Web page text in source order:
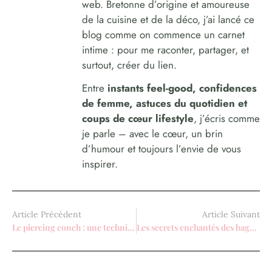
web. Bretonne d’origine et amoureuse
de la cuisine et de la déco, j’ai lancé ce
blog comme on commence un carnet
intime : pour me raconter, partager, et
surtout, créer du lien.
Entre instants feel-good, confidences
de femme, astuces du quotidien et
coups de cœur lifestyle, j’écris comme
je parle – avec le cœur, un brin
d’humour et toujours l’envie de vous
inspirer.
Article Précédent
Le piercing conch : une technique ancestrale aux multiples bienfaits
Article Suivant
Les secrets enchantés des bagues d’humeur : émotions et couleurs révélées